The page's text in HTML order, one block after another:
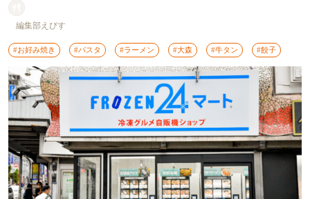
編集部えびす
#お好み焼き #パスタ #ラーメン #大森 #牛タン #餃子